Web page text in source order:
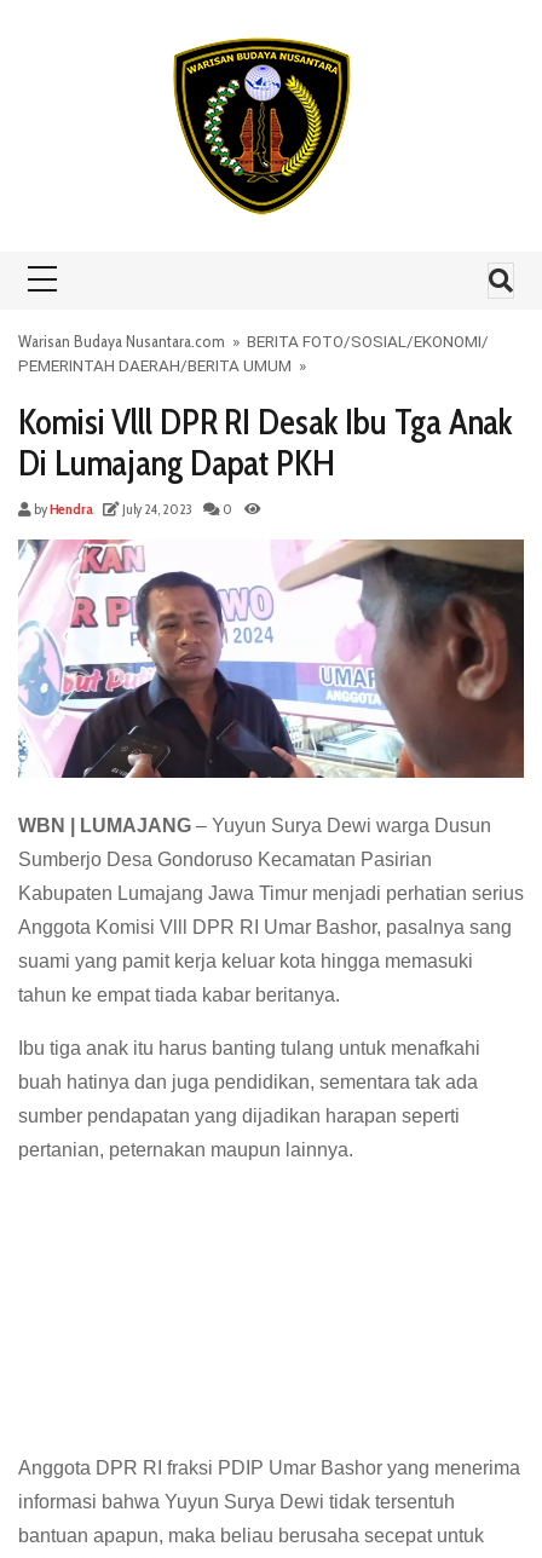
Warisan Budaya Nusantara.com » BERITA FOTO/SOSIAL /EKONOMI/
PEMERINTAH DAERAH/BERITA UMUM »
Komisi Vlll DPR RI Desak Ibu Tga Anak
Di Lumajang Dapat PKH
byHendra July 24, 2023 0
WBN | LUMAJANG – Yuyun Surya Dewi warga Dusun
Sumberjo Desa Gondoruso Kecamatan Pasirian
Kabupaten Lumajang Jawa Timur menjadi perhatian serius
Anggota Komisi Vlll DPR RI Umar Bashor, pasalnya sang
suami yang pamit kerja keluar kota hingga memasuki
tahun ke empat tiada kabar beritanya.
Ibu tiga anak itu harus banting tulang untuk menafkahi
buah hatinya dan juga pendidikan, sementara tak ada
sumber pendapatan yang dijadikan harapan seperti
pertanian, peternakan maupun lainnya.
Anggota DPR RI fraksi PDIP Umar Bashor yang menerima
informasi bahwa Yuyun Surya Dewi tidak tersentuh
bantuan apapun, maka beliau berusaha secepat untuk